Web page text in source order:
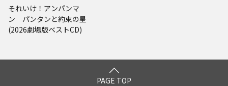
それいけ！アンパンマ
ン パンタンと約束の星
(2026劇場版ベストCD)
PAGE TOP